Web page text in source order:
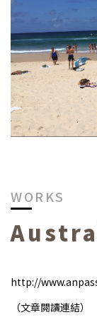
WORKS
http://
（文章閱讀連結）